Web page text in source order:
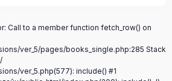
Call to a member function fetch_row() on
ver_5/pages/books_single.php:285 Stack
ver_5.php(577): include() #1